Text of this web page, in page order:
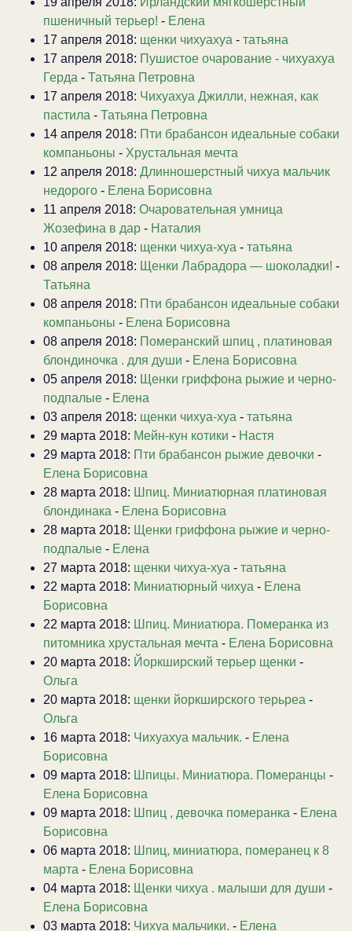
пшеничный терьер! - Елена
17 апреля 2018: щенки чихуахуа - татьяна
17 апреля 2018: Пушистое очарование - чихуахуа
Герда - Татьяна Петровна
17 апреля 2018: Чихуахуа Джилли, нежная, как
пастила - Татьяна Петровна
14 апреля 2018: Пти брабансон идеальные собаки
компаньоны - Хрустальная мечта
12 апреля 2018: Длинношерстный чихуа мальчик
недорого - Елена Борисовна
11 апреля 2018: Очаровательная умница
Жозефина в дар - Наталия
10 апреля 2018: щенки чихуа-хуа - татьяна
08 апреля 2018: Щенки Лабрадора — шоколадки! -
Татьяна
08 апреля 2018: Пти брабансон идеальные собаки
компаньоны - Елена Борисовна
08 апреля 2018: Померанский шпиц , платиновая
блондиночка . для души - Елена Борисовна
05 апреля 2018: Щенки гриффона рыжие и черно-
подпалые - Елена
03 апреля 2018: щенки чихуа-хуа - татьяна
29 марта 2018: Мейн-кун котики - Настя
29 марта 2018: Пти брабансон рыжие девочки -
Елена Борисовна
28 марта 2018: Шпиц. Миниатюрная платиновая
блондинака - Елена Борисовна
28 марта 2018: Щенки гриффона рыжие и черно-
подпалые - Елена
27 марта 2018: щенки чихуа-хуа - татьяна
22 марта 2018: Миниатюрный чихуа - Елена
Борисовна
22 марта 2018: Шпиц. Миниатюра. Померанка из
питомника хрустальная мечта - Елена Борисовна
20 марта 2018: Йоркширский терьер щенки -
Ольга
20 марта 2018: щенки йоркширского терьреа -
Ольга
16 марта 2018: Чихуахуа мальчик. - Елена
Борисовна
09 марта 2018: Шпицы. Миниатюра. Померанцы -
Елена Борисовна
09 марта 2018: Шпиц , девочка померанка - Елена
Борисовна
06 марта 2018: Шпиц, миниатюра, померанец к 8
марта - Елена Борисовна
04 марта 2018: Щенки чихуа . малыши для души -
Елена Борисовна
03 марта 2018: Чихуа мальчики. - Елена